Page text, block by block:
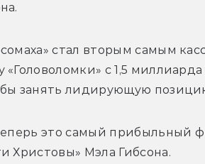
стал вторым самым
«Головоломки» с 1,5
занять лидирующую
это самый прибыльный
Христовы» Мэла Гибсона.